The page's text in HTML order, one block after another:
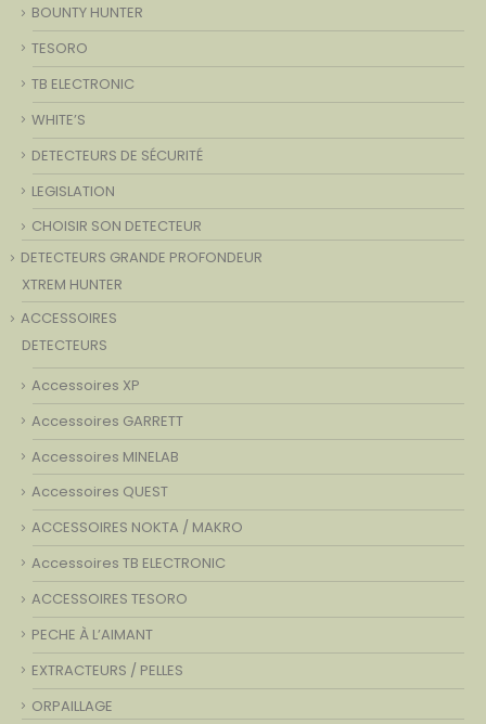
BOUNTY HUNTER
TESORO
TB ELECTRONIC
WHITE’S
DETECTEURS DE SÉCURITÉ
LEGISLATION
CHOISIR SON DETECTEUR
DETECTEURS GRANDE PROFONDEUR
XTREM HUNTER
ACCESSOIRES
DETECTEURS
Accessoires XP
Accessoires GARRETT
Accessoires MINELAB
Accessoires QUEST
ACCESSOIRES NOKTA / MAKRO
Accessoires TB ELECTRONIC
ACCESSOIRES TESORO
PECHE À L’AIMANT
EXTRACTEURS / PELLES
ORPAILLAGE